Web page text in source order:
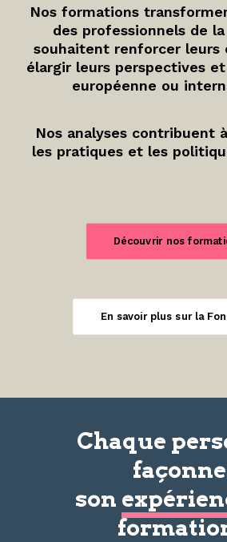
Nos formations
des professionnels de
souhaitent renforcer leurs
élargir leurs perspectives et
européenne ou
Nos analyses contribuent
les pratiques et les
Découvrir nos
En savoir plus sur la
Chaque
façonne
son